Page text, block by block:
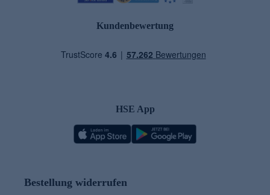
Kundenbewertung
HSE App
Bestellung widerrufen